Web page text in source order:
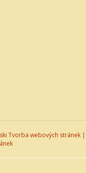
Tvorba webových stránek |